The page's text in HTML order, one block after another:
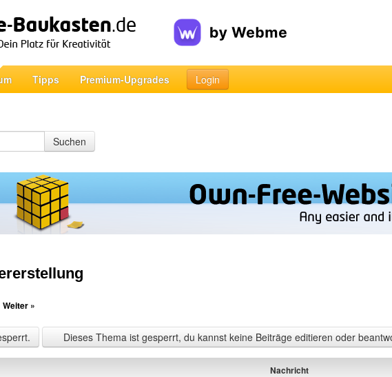
Tipps Premium-Upgrades Login
Suchen
Weiter »
Dieses Thema ist gesperrt, du kannst keine Beiträge editieren oder
Nachricht